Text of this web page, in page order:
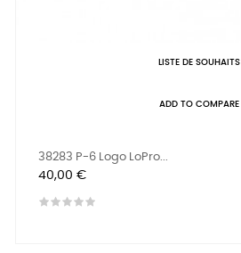
LISTE DE SOUHAITS
ADD TO COMPARE
38283 P-6 Logo LoPro...
Prix
40,00 €